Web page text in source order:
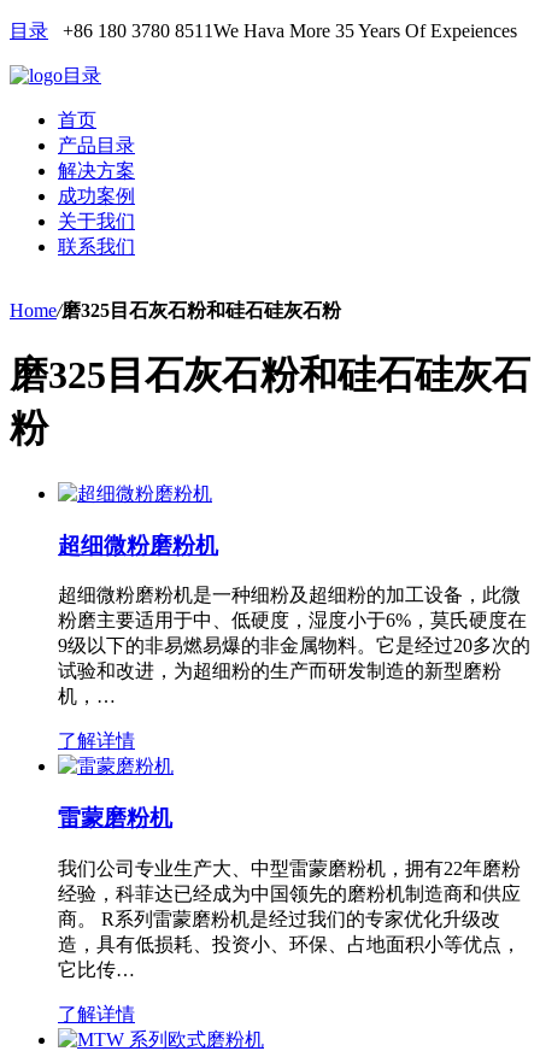
目录 +86 180 3780 8511We Hava More 35 Years Of Expeiences
目录
首页
产品目录
解决方案
成功案例
关于我们
联系我们
Home/磨325目石灰石粉和硅石硅灰石粉
磨325目石灰石粉和硅石硅灰石
粉
超细微粉磨粉机
超细微粉磨粉机是一种细粉及超细粉的加工设备，此微
粉磨主要适用于中、低硬度，湿度小于6%，莫氏硬度在
9级以下的非易燃易爆的非金属物料。它是经过20多次的
试验和改进，为超细粉的生产而研发制造的新型磨粉
机，…
了解详情
雷蒙磨粉机
我们公司专业生产大、中型雷蒙磨粉机，拥有22年磨粉
经验，科菲达已经成为中国领先的磨粉机制造商和供应
商。 R系列雷蒙磨粉机是经过我们的专家优化升级改
造，具有低损耗、投资小、环保、占地面积小等优点，
它比传…
了解详情